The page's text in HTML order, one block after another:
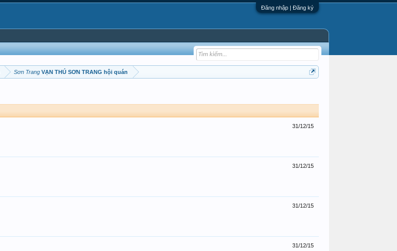
Đăng nhập | Đăng ký
Sơn Trang VẠN THÚ SƠN TRANG hội quán
31/12/15
31/12/15
31/12/15
31/12/15